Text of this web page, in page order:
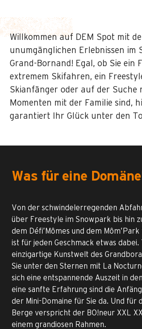
Willkommen auf DEM Spot mit
unumgänglichen Erlebnissen im
Grand-Bornand! Egal, ob Sie ein
extremem Skifahren, ein
Skianfänger oder auf der Suche
Momenten mit der Familie sind,
garantiert Ihr Glück unter den
Was für eine
Von der schwindelerregenden
über Freestyle im Snowpark bis hin
dem Défi’Mômes und dem
ist für jeden Geschmack etwas dabei.
einzigartige Kunstwelt des
Sie unter den Sternen mit La
sich eine entspannende Auszeit in
eine sanfte Erfahrung sind die
der Mini-Domaine für Sie da. Und für
Berge verspricht der BO!neur XXL
einem grandiosen Rahmen.